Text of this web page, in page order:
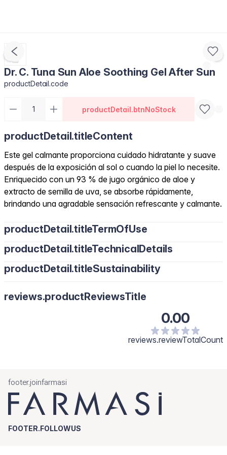
Dr. C. Tuna Sun Aloe Soothing Gel After Sun
productDetail.code
productDetail.btnNoStock
productDetail.titleContent
Este gel calmante proporciona cuidado hidratante y suave
después de la exposición al sol o cuando la piel lo necesite.
Enriquecido con un 93 % de jugo orgánico de aloe y
extracto de semilla de uva, se absorbe rápidamente,
brindando una agradable sensación refrescante y calmante.
productDetail.titleTermOfUse
productDetail.titleTechnicalDetails
productDetail.titleSustainability
reviews.productReviewsTitle
0.00
reviews.reviewTotalCount
footer.joinfarmasi
FOOTER.FOLLOWUS